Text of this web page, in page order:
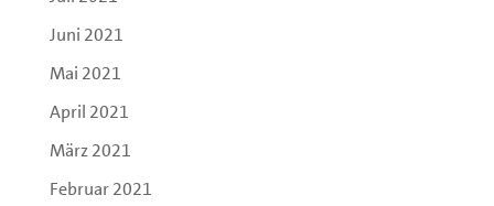
Juni 2021
Mai 2021
April 2021
März 2021
Februar 2021